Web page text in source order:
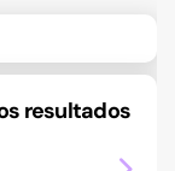
resultados